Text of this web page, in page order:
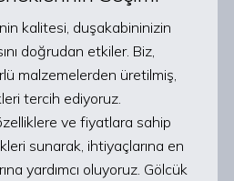
kalitesi, duşakabininizin
doğrudan etkiler. Biz,
malzemelerden üretilmiş,
tercih ediyoruz.
ve fiyatlara sahip
sunarak, ihtiyaçlarına en
yardımcı oluyoruz. Gölcük